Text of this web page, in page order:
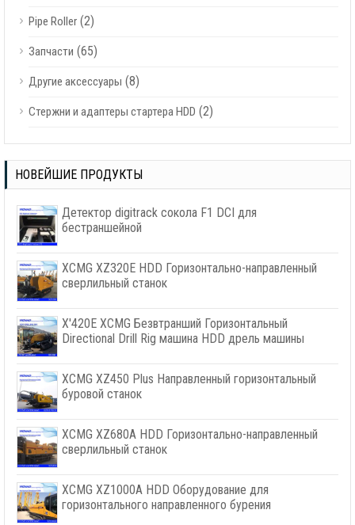
Pipe Roller (2)
Запчасти (65)
Другие аксессуары (8)
Стержни и адаптеры стартера HDD (2)
НОВЕЙШИЕ ПРОДУКТЫ
Детектор digitrack сокола F1 DCI для
бестраншейной
XCMG XZ320E HDD Горизонтально-направленный
сверлильный станок
X'420E XCMG Безвтранший Горизонтальный
Directional Drill Rig машина HDD дрель машины
XCMG XZ450 Plus Направленный горизонтальный
буровой станок
XCMG XZ680A HDD Горизонтально-направленный
сверлильный станок
XCMG XZ1000A HDD Оборудование для
горизонтального направленного бурения